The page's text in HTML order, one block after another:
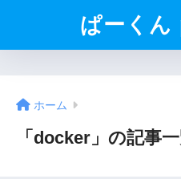
ぱーく
ホーム
「docker」の記事